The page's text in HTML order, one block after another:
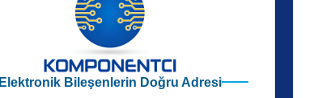
Elektronik Bileşenlerin Doğru Adresi